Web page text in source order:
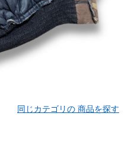
同じカテゴリの 商品を探す